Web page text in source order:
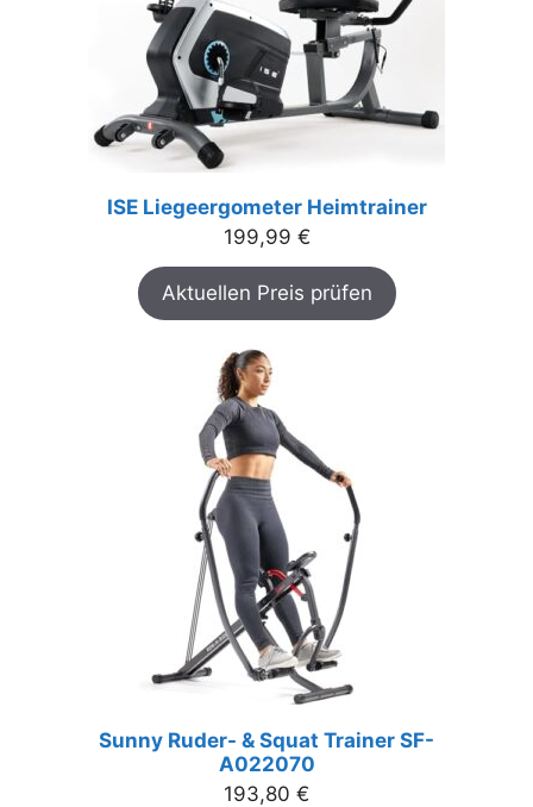
ISE Liegeergometer Heimtrainer
199,99 €
Aktuellen Preis prüfen
Sunny Ruder- & Squat Trainer SF-
A022070
193,80 €